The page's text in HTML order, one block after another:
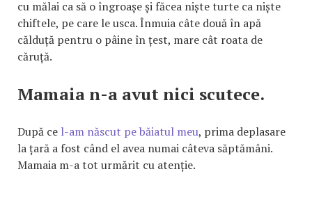
cu mălai ca să o îngroașe și făcea niște turte ca niște
chiftele, pe care le usca. Înmuia câte două în apă
călduță pentru o pâine în țest, mare cât roata de
căruță.
Mamaia n-a avut nici scutece.
După ce l-am născut pe băiatul meu, prima deplasare
la țară a fost când el avea numai câteva săptămâni.
Mamaia m-a tot urmărit cu atenție.